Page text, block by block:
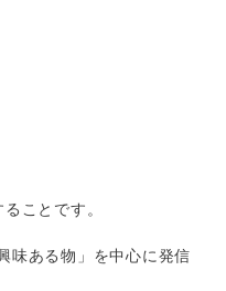
ことです。
味ある物」を中心に発信